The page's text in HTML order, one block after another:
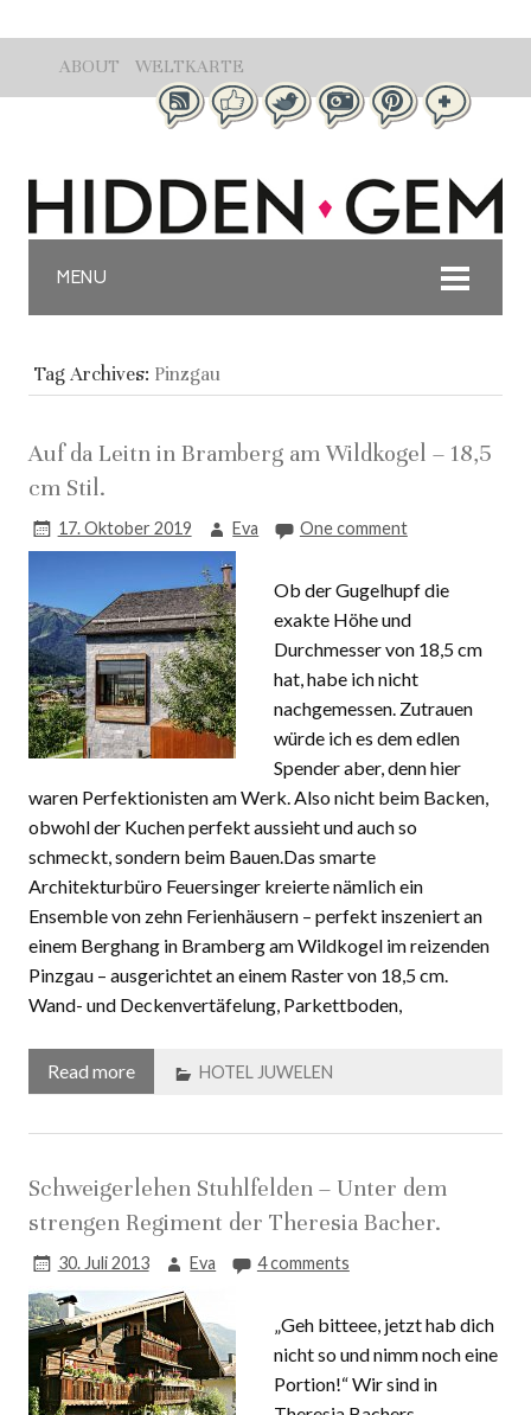
ABOUT WELTKARTE
MENU
Tag Archives: Pinzgau
Auf da Leitn in Bramberg am Wildkogel – 18,5
cm Stil.
17. Oktober 2019 Eva One comment
Ob der Gugelhupf die
exakte Höhe und
Durchmesser von 18,5 cm
hat, habe ich nicht
nachgemessen. Zutrauen
würde ich es dem edlen
Spender aber, denn hier
waren Perfektionisten am Werk. Also nicht beim Backen,
obwohl der Kuchen perfekt aussieht und auch so
schmeckt, sondern beim Bauen.Das smarte
Architekturbüro Feuersinger kreierte nämlich ein
Ensemble von zehn Ferienhäusern – perfekt inszeniert an
einem Berghang in Bramberg am Wildkogel im reizenden
Pinzgau – ausgerichtet an einem Raster von 18,5 cm.
Wand- und Deckenvertäfelung, Parkettboden,
Read more HOTEL JUWELEN
Schweigerlehen Stuhlfelden – Unter dem
strengen Regiment der Theresia Bacher.
30. Juli 2013 Eva 4 comments
„Geh bitteee, jetzt hab dich
nicht so und nimm noch eine
Portion!“ Wir sind in